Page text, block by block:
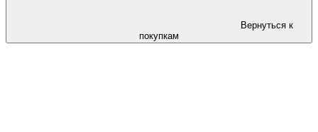
Вернуться к
покупкам